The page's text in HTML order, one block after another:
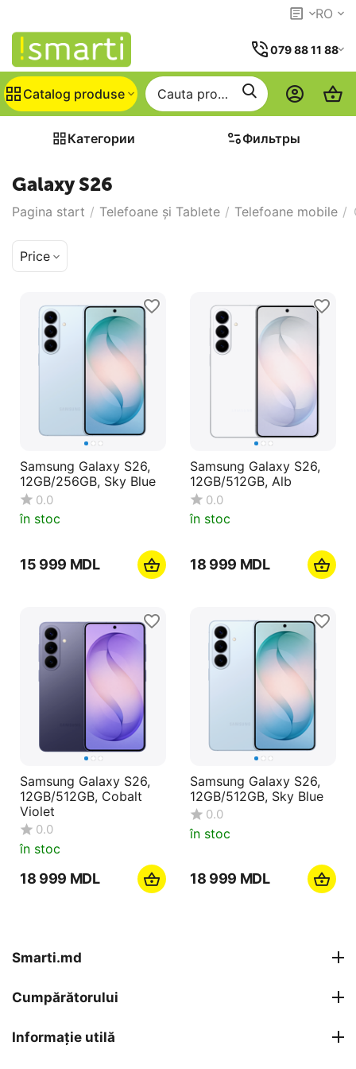
RO
079 88 11 88
Catalog produse
Категории Фильтры
Galaxy S26
Pagina start / Telefoane și Tablete / Telefoane mobile /
Price
Samsung Galaxy S26,
12GB/256GB, Sky Blue
0.0
în stoc
15 999 MDL
Samsung Galaxy S26,
12GB/512GB, Alb
0.0
în stoc
18 999 MDL
Samsung Galaxy S26,
12GB/512GB, Cobalt
Violet
0.0
în stoc
18 999 MDL
Samsung Galaxy S26,
12GB/512GB, Sky Blue
0.0
în stoc
18 999 MDL
Smarti.md
Cumpărătorului
Informație utilă